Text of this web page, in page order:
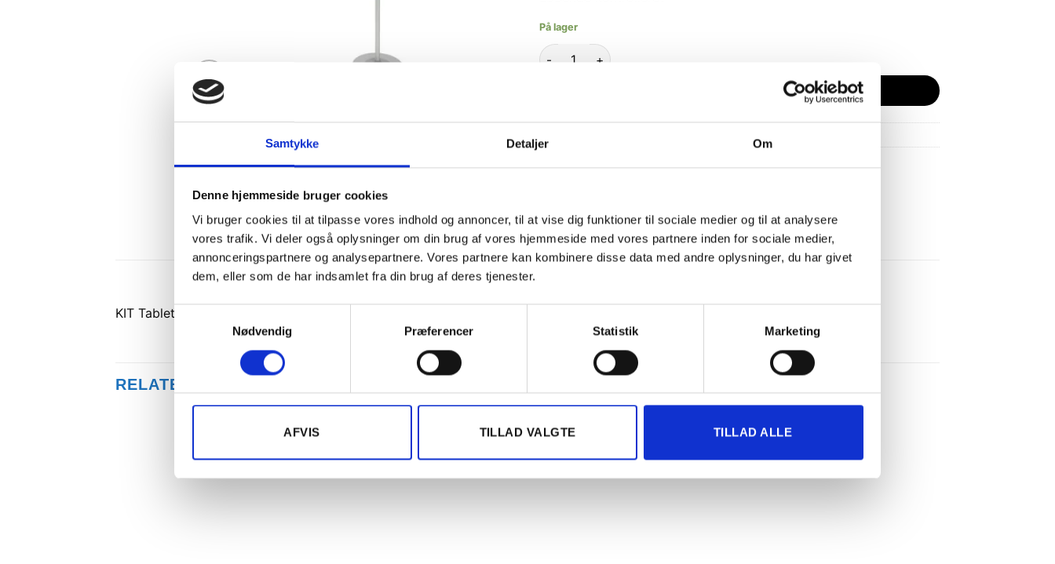
Samtykke Detaljer Om
Denne hjemmeside bruger cookies
Vi bruger cookies til at tilpasse vores indhold og annoncer, til at vise dig funktioner til sociale medier og til at analysere
vores trafik. Vi deler også oplysninger om din brug af vores hjemmeside med vores partnere inden for sociale medier,
annonceringspartnere og analysepartnere. Vores partnere kan kombinere disse data med andre oplysninger, du har givet
dem, eller som de har indsamlet fra din brug af deres tjenester.
Samtykkevalg
Nødvendig
Præferencer Statistik Marketing
AFVIS TILLAD VALGTE TILLAD ALLE
På lager
KIT Tablet og Mobilholder antal
TILFØJ TIL KURV
BESKRIVELSE ANMELDELSER (0)
KIT Tablet og Mobilholder Gulvstativ Aluminium Sølv
RELATEREDE VARER
Tilføj til
Tilføj til
Tilføj til